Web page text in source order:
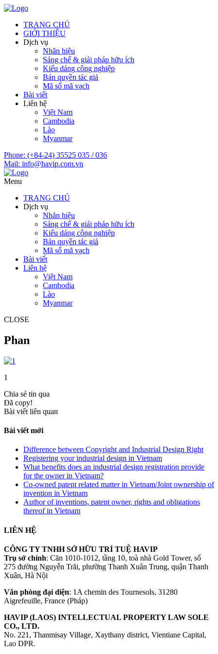
TRANG CHỦ
GIỚI THIỆU
Dịch vụ
Nhãn hiệu
Sáng chế & giải pháp hữu ích
Kiểu dáng công nghiệp
Bản quyền tác giả
Mã số mã vạch
Bài viết
Liên hệ
Việt Nam
Cambodia
Lào
Myanmar
Phone: (+84-24) 35525 035 / 036
Mail: info@havip.com.vn
Menu
TRANG CHỦ
Dịch vụ
Nhãn hiệu
Sáng chế & giải pháp hữu ích
Kiểu dáng công nghiệp
Bản quyền tác giả
Mã số mã vạch
Bài viết
Liên hệ
Việt Nam
Cambodia
Lào
Myanmar
CLOSE
Phan
1
Chia sẻ tin qua
Đã copy!
Bài viết liên quan
Bài viết mới
Difference between Copyright and Industrial Design Right
Registering your industrial design in Vietnam
What benefits does an industrial design registration provide
for the owner in Vietnam?
Co-owned patent related matter in Vietnam/Joint ownership of
invention in Vietnam
Author of inventions, patent owner, rights and obligations
thereof in Vietnam
LIÊN HỆ
CÔNG TY TNHH SỞ HỮU TRÍ TUỆ HAVIP
Trụ sở chính: Căn 1010-1012, tầng 10, toà nhà Gold Tower, số
275 đường Nguyễn Trãi, phường Thanh Xuân Trung, quận Thanh
Xuân, Hà Nội
Văn phòng đại diện: 1A chemin des Tournesols, 31280
Aigrefeuille, France (Pháp)
HAVIP (LAOS) INTELLECTUAL PROPERTY LAW SOLE
CO., LTD.
No. 221, Thanmisay Village, Xaythany district, Vientiane Capital,
Lao DPR.